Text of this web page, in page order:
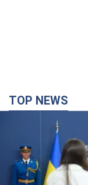
TOP NEWS